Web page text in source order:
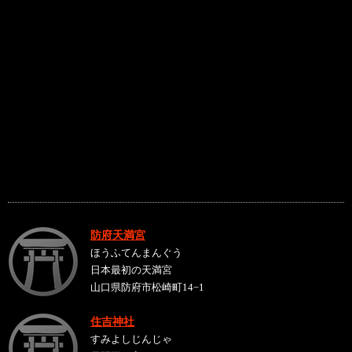
防府天満宮
ほうふてんまんぐう
日本最初の天満宮
山口県防府市松崎町14−1
住吉神社
すみよしじんじゃ